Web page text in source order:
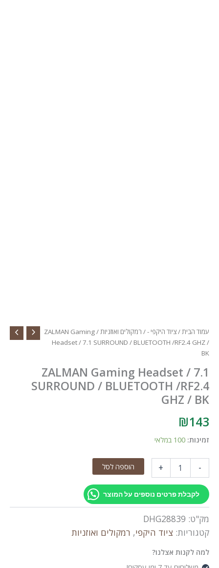
עמוד הבית/ציוד היקפי -/ רמקולים ואוזניות
/ ZALMAN Gaming
Headset / 7.1 SURROUND / BLUETOOTH /RF2.4 GHZ /
BK
ZALMAN Gaming Headset / 7.1
SURROUND / BLUETOOTH /RF2.4
GHZ / BK
₪143
זמינות: 100 במלאי
-
Gaming
Headset
7.1
SURROUND
BLUETOOTH
+ הוספה לסל
לקבלת פרטים נוספים על המוצר
מק"ט: DHG28839
קטגוריות: ציוד היקפי, רמקולים ואוזניות
למה לקנות אצלנו?